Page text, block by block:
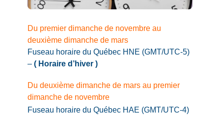
Du premier dimanche de novembre au
deuxième dimanche de mars
Fuseau horaire du Québec HNE (GMT/UTC-5)
– ( Horaire d’hiver )
Du deuxième dimanche de mars au premier
dimanche de novembre
Fuseau horaire du Québec HAE (GMT/UTC-4)